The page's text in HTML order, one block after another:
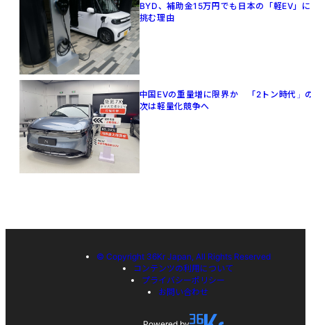
BYD、補助金15万円でも日本の「軽EV」に
挑む理由
中国EVの重量増に限界か 「2トン時代」
次は軽量化競争へ
© Copyright 36Kr Japan, All Rights Reserved
コンテンツの利用について
プライバシーポリシー
お問い合わせ